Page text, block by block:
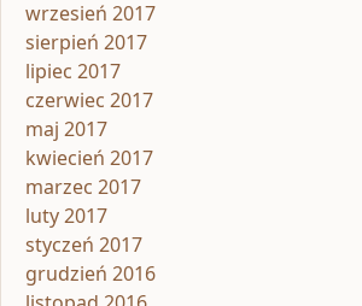
wrzesień 2017
sierpień 2017
lipiec 2017
czerwiec 2017
maj 2017
kwiecień 2017
marzec 2017
luty 2017
styczeń 2017
grudzień 2016